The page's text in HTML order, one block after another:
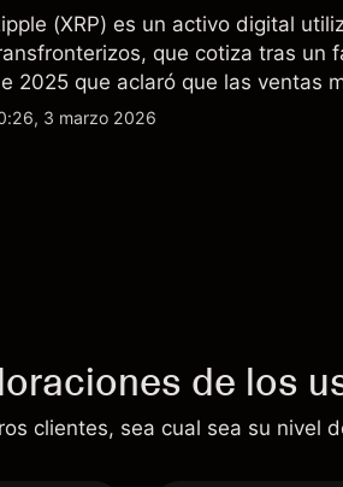
(XRP) es un activo digital
que cotiza tras un
2025 que aclaró que las ventas
no son valores. Explore
3 marzo 2026
de los
clientes, sea cual sea su nivel